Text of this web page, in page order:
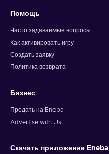
Помощь
Часто задаваемые вопросы
Как активировать игру
Создать заявку
Политика возврата
Бизнес
Продать на Eneba
Advertise with Us
Скачать приложение Eneba